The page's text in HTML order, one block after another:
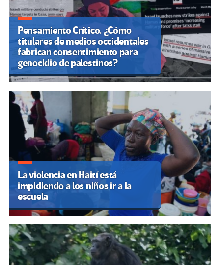
Pensamiento Crítico. ¿Cómo
titulares de medios occidentales
fabrican consentimiento para
genocidio de palestinos?
La violencia en Haití está
impidiendo a los niños ir a la
escuela